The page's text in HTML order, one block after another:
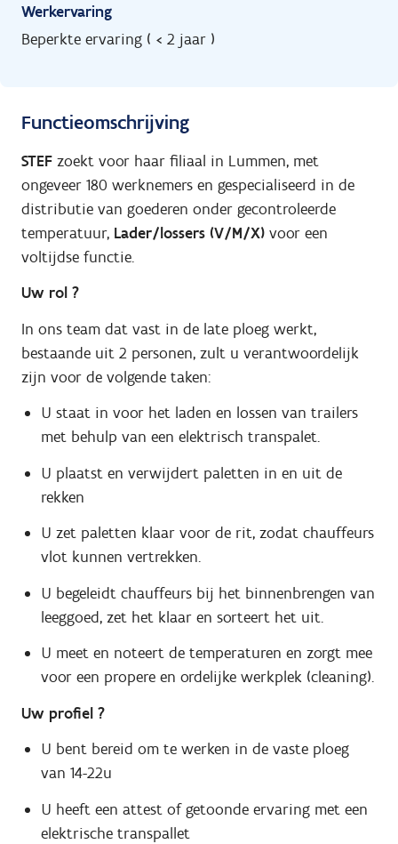
Werkervaring
Beperkte ervaring ( < 2 jaar )
Functieomschrijving
STEF zoekt voor haar filiaal in Lummen, met
ongeveer 180 werknemers en gespecialiseerd in de
distributie van goederen onder gecontroleerde
temperatuur, Lader/lossers (V/M/X) voor een
voltijdse functie.
Uw rol ?
In ons team dat vast in de late ploeg werkt,
bestaande uit 2 personen, zult u verantwoordelijk
zijn voor de volgende taken:
U staat in voor het laden en lossen van trailers
met behulp van een elektrisch transpalet.
U plaatst en verwijdert paletten in en uit de
rekken
U zet paletten klaar voor de rit, zodat chauffeurs
vlot kunnen vertrekken.
U begeleidt chauffeurs bij het binnenbrengen van
leeggoed, zet het klaar en sorteert het uit.
U meet en noteert de temperaturen en zorgt mee
voor een propere en ordelijke werkplek (cleaning).
Uw profiel ?
U bent bereid om te werken in de vaste ploeg
van 14-22u
U heeft een attest of getoonde ervaring met een
elektrische transpallet